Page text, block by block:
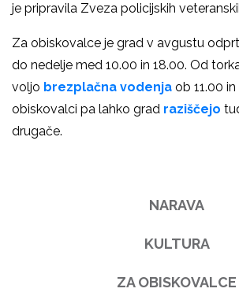
je pripravila Zveza policijskih
Za obiskovalce je grad v avgustu
do nedelje med 10.00 in 18.00. Od
voljo brezplačna vodenja ob 11.00
obiskovalci pa lahko grad raziščejo
drugače.
NARAVA
KULTURA
ZA OBISKOVALCE